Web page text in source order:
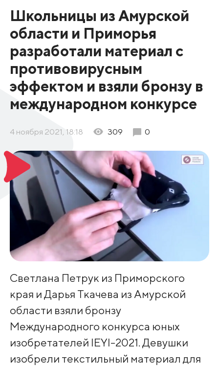
Школьницы из Амурской
области и Приморья
разработали материал с
противовирусным
эффектом и взяли бронзу в
международном конкурсе
4 ноября 2021, 18:18 309 0
Светлана Петрук из Приморского
края и Дарья Ткачева из Амурской
области взяли бронзу
Международного конкурса юных
изобретателей IEYI-2021. Девушки
изобрели текстильный материал для